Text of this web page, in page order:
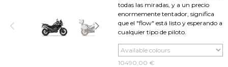
todas las miradas, y a un precio
enormemente tentador, significa
que el "flow" está listo y esperando a
cualquier tipo de piloto.
10490,00 €